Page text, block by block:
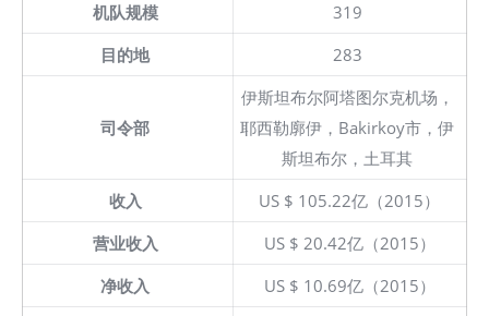
机队规模
319
目的地
283
司令部
伊斯坦布尔阿塔图尔克机场，
耶西勒廓伊，Bakirkoy市，伊
斯坦布尔，土耳其
收入
US $ 105.22亿（2015）
营业收入
US $ 20.42亿（2015）
净收入
US $ 10.69亿（2015）